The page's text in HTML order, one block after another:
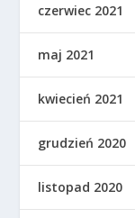
czerwiec 2021
maj 2021
kwiecień 2021
grudzień 2020
listopad 2020